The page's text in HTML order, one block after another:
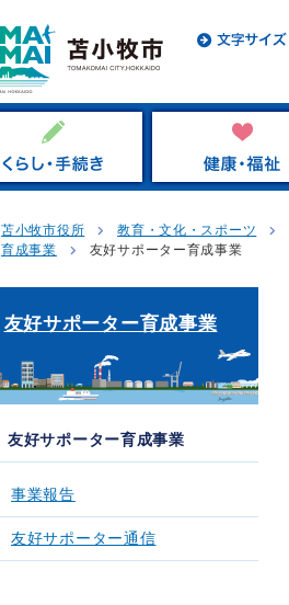
苫小牧市役所 教育・文化・スポーツ
育成事業
友好サポーター育成事業
友好サポーター育成事業
友好サポーター育成事業
事業報告
友好サポーター通信